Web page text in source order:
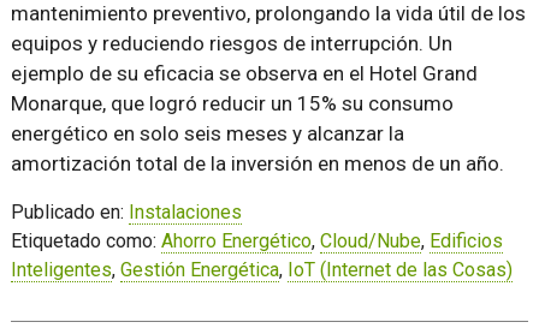
mantenimiento preventivo, prolongando la vida útil de los
equipos y reduciendo riesgos de interrupción. Un
ejemplo de su eficacia se observa en el Hotel Grand
Monarque, que logró reducir un 15% su consumo
energético en solo seis meses y alcanzar la
amortización total de la inversión en menos de un año.
Publicado en: Instalaciones
Etiquetado como: Ahorro Energético, Cloud/Nube, Edificios
Inteligentes, Gestión Energética, IoT (Internet de las Cosas)